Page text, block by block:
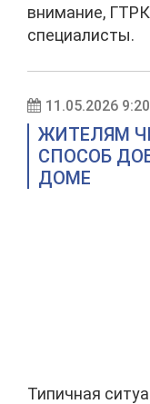
внимание,
специалисты.
11.05.2026 9:20
ЖИТЕЛЯМ
СПОСОБ
ДОМЕ
Типичная